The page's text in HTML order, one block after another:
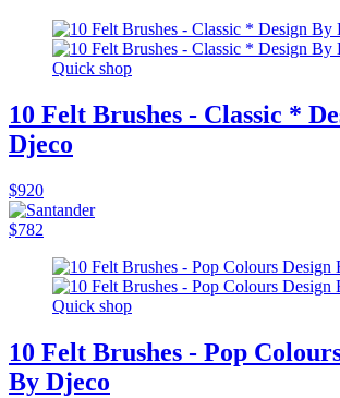
Quick shop
10 Felt Brushes - Classic *
Djeco
$920
$782
Quick shop
10 Felt Brushes - Pop
By Djeco